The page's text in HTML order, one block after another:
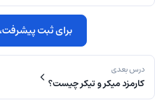
برای ثبت
درس بعدی
کارمزد میکر و تیکر چیست؟